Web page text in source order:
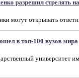
разрешил стрелять
могут открывать
в топ-100 вузов мира
университет